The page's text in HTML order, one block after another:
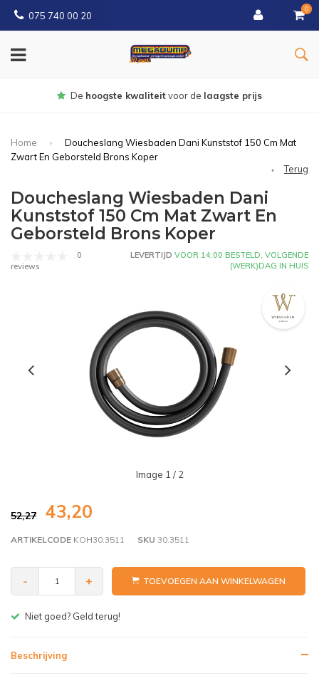
075 740 00 20
0
Gratisbezorgd vanaf € 150
Home
Doucheslang Wiesbaden Dani Kunststof 150 Cm Mat
Zwart En Geborsteld Brons Koper
Terug
Doucheslang Wiesbaden Dani
Kunststof 150 Cm Mat Zwart En
Geborsteld Brons Koper
0
reviews
LEVERTIJD VOOR 14:00 BESTELD, VOLGENDE
(WERK)DAG IN HUIS
Image 1 / 2
52,27 43,20
ARTIKELCODE KOH30.3511 SKU 30.3511
- + TOEVOEGEN AAN WINKELWAGEN
Gratis bezorgen v.a. € 150,- (NL)
Beschrijving